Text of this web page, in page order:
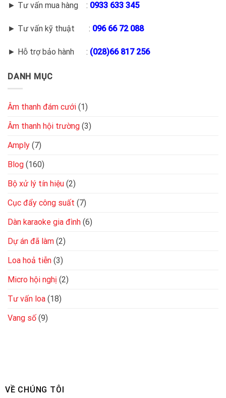
► Tư vấn mua hàng : 0933 633 345
► Tư vấn kỹ thuật : 096 66 72 088
► Hỗ trợ bảo hành : (028)66 817 256
DANH MỤC
Âm thanh đám cưới (1)
Âm thanh hội trường (3)
Amply (7)
Blog (160)
Bộ xử lý tín hiệu (2)
Cục đẩy công suất (7)
Dàn karaoke gia đình (6)
Dự án đã làm (2)
Loa hoả tiễn (3)
Micro hội nghị (2)
Tư vấn loa (18)
Vang số (9)
VỀ CHÚNG TÔI